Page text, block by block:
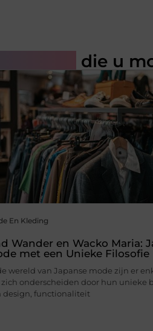
die u
En Kleding
Wander en Wacko Maria:
met een Unieke Filosofie
wereld van Japanse mode zijn er
zich onderscheiden door hun unieke
design, functionaliteit